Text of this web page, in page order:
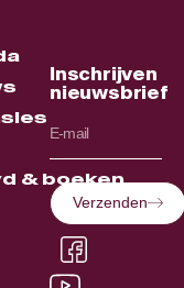
& boeken
Inschrijven
nieuwsbrief
Verzenden